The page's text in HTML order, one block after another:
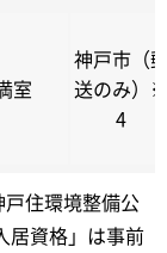
室
神戸市（
送のみ）
4
住環境整備公
居資格」は事前